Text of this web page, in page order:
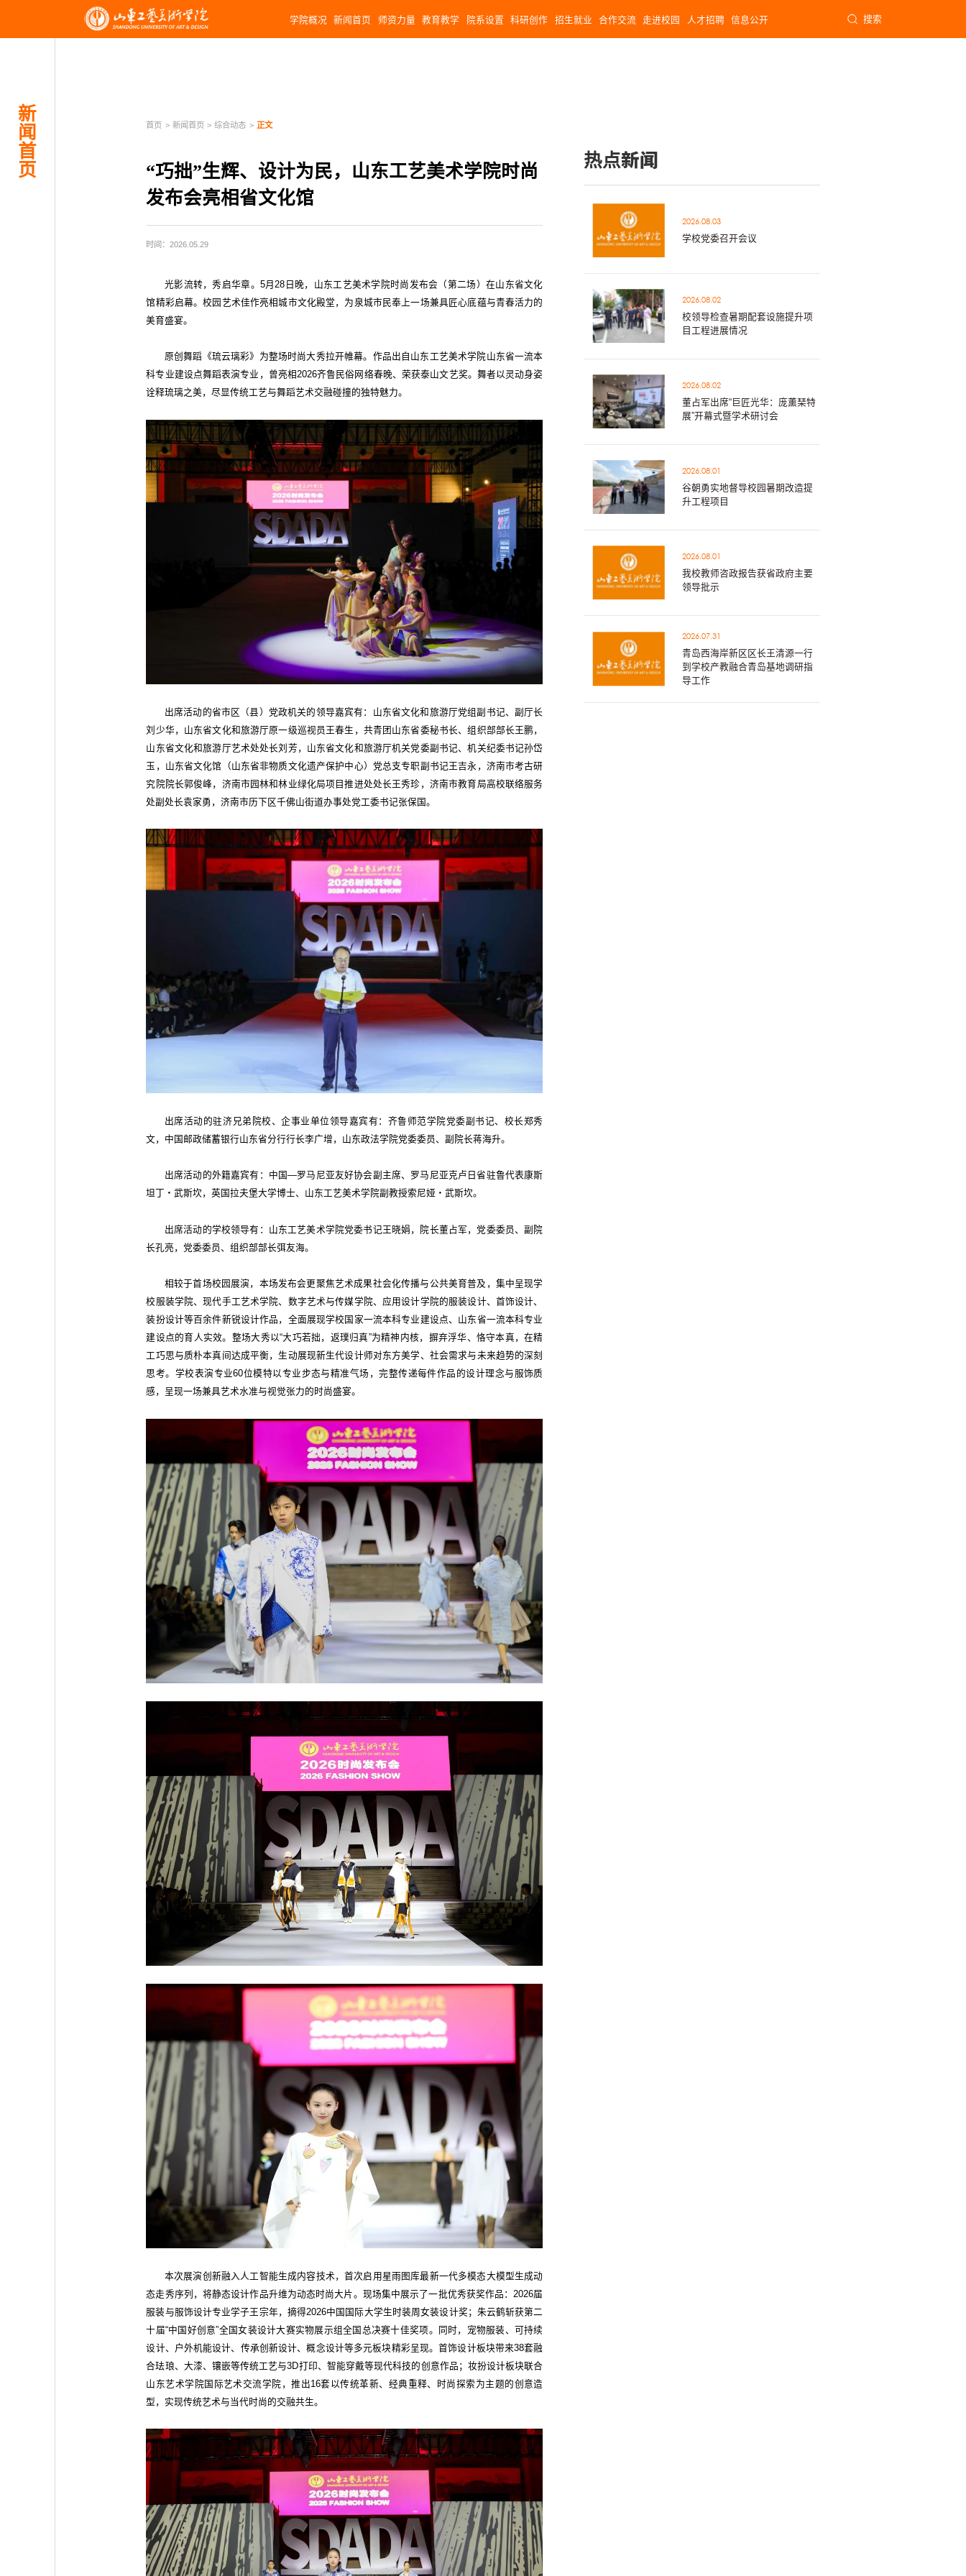
学院概况 新闻首页 师资力量 教育教学 院系设置 科研创作 招生就业 合作交流 走进校园 人才招聘 信息公开 搜索
新
闻
首
页
首页 > 新闻首页 > 综合动态 > 正文
“巧拙”生辉、设计为民，山东工艺美术学院时尚
发布会亮相省文化馆
时间：2026.05.29
光影流转，秀启华章。5月28日晚，山东工艺美术学院时尚发布会（第二场）在山东省文化
馆精彩启幕。校园艺术佳作亮相城市文化殿堂，为泉城市民奉上一场兼具匠心底蕴与青春活力的
美育盛宴。
原创舞蹈《琉云璃彩》为整场时尚大秀拉开帷幕。作品出自山东工艺美术学院山东省一流本
科专业建设点舞蹈表演专业，曾亮相2026齐鲁民俗网络春晚、荣获泰山文艺奖。舞者以灵动身姿
诠释琉璃之美，尽显传统工艺与舞蹈艺术交融碰撞的独特魅力。
出席活动的省市区（县）党政机关的领导嘉宾有：山东省文化和旅游厅党组副书记、副厅长
刘少华，山东省文化和旅游厅原一级巡视员王春生，共青团山东省委秘书长、组织部部长王鹏，
山东省文化和旅游厅艺术处处长刘芳，山东省文化和旅游厅机关党委副书记、机关纪委书记孙岱
玉，山东省文化馆（山东省非物质文化遗产保护中心）党总支专职副书记王吉永，济南市考古研
究院院长郭俊峰，济南市园林和林业绿化局项目推进处处长王秀珍，济南市教育局高校联络服务
处副处长袁家勇，济南市历下区千佛山街道办事处党工委书记张保国。
出席活动的驻济兄弟院校、企事业单位领导嘉宾有：齐鲁师范学院党委副书记、校长郑秀
文，中国邮政储蓄银行山东省分行行长李广增，山东政法学院党委委员、副院长蒋海升。
出席活动的外籍嘉宾有：中国—罗马尼亚友好协会副主席、罗马尼亚克卢日省驻鲁代表康斯
坦丁・武斯坎，英国拉夫堡大学博士、山东工艺美术学院副教授索尼娅・武斯坎。
出席活动的学校领导有：山东工艺美术学院党委书记王晓娟，院长董占军，党委委员、副院
长孔亮，党委委员、组织部部长弭友海。
相较于首场校园展演，本场发布会更聚焦艺术成果社会化传播与公共美育普及，集中呈现学
校服装学院、现代手工艺术学院、数字艺术与传媒学院、应用设计学院的服装设计、首饰设计、
装扮设计等百余件新锐设计作品，全面展现学校国家一流本科专业建设点、山东省一流本科专业
建设点的育人实效。整场大秀以“大巧若拙，返璞归真”为精神内核，摒弃浮华、恪守本真，在精
工巧思与质朴本真间达成平衡，生动展现新生代设计师对东方美学、社会需求与未来趋势的深刻
思考。学校表演专业60位模特以专业步态与精准气场，完整传递每件作品的设计理念与服饰质
感，呈现一场兼具艺术水准与视觉张力的时尚盛宴。
本次展演创新融入人工智能生成内容技术，首次启用星雨图库最新一代多模态大模型生成动
态走秀序列，将静态设计作品升维为动态时尚大片。现场集中展示了一批优秀获奖作品：2026届
服装与服饰设计专业学子王宗年，摘得2026中国国际大学生时装周女装设计奖；朱云鹤斩获第二
十届“中国好创意”全国女装设计大赛实物展示组全国总决赛十佳奖项。同时，宠物服装、可持续
设计、户外机能设计、传承创新设计、概念设计等多元板块精彩呈现。首饰设计板块带来38套融
合珐琅、大漆、镶嵌等传统工艺与3D打印、智能穿戴等现代科技的创意作品；妆扮设计板块联合
山东艺术学院国际艺术交流学院，推出16套以传统革新、经典重释、时尚探索为主题的创意造
型，实现传统艺术与当代时尚的交融共生。
热点新闻
2026.08.03
学校党委召开会议
2026.08.02
校领导检查暑期配套设施提升项
目工程进展情况
2026.08.02
董占军出席“巨匠光华：庞薰琹特
展”开幕式暨学术研讨会
2026.08.01
谷朝勇实地督导校园暑期改造提
升工程项目
2026.08.01
我校教师咨政报告获省政府主要
领导批示
2026.07.31
青岛西海岸新区区长王清源一行
到学校产教融合青岛基地调研指
导工作